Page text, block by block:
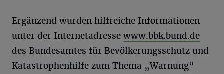
Ergänzend wurden hilfreiche Informationen
unter der Internetadresse www.bbk.bund.de
des Bundesamtes für Bevölkerungsschutz und
Katastrophenhilfe zum Thema „Warnung“